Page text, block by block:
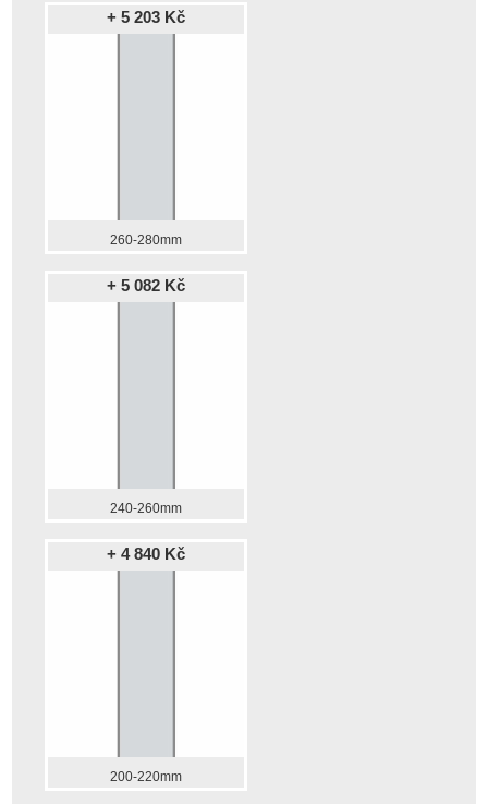
+ 5 203 Kč
260-280mm
+ 5 082 Kč
240-260mm
+ 4 840 Kč
200-220mm